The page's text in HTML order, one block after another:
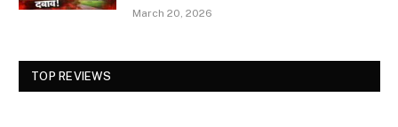
March 20, 2026
TOP REVIEWS